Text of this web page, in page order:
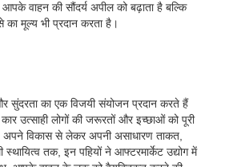
वाहन की सौंदर्य अपील को बढ़ाता है बल्कि
मूल्य भी प्रदान करता है।
सुंदरता का एक विजयी संयोजन प्रदान करते हैं
उत्साही लोगों की जरूरतों और इच्छाओं को पूरी
विकास से लेकर अपनी असाधारण ताकत,
स्थायित्व तक, इन पहियों ने आफ्टरमार्केट उद्योग में